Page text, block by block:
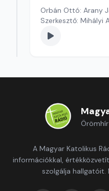
Orbán Ottó: Arany
Szerkesztő: Mihályi
A Magyar Katolikus
információkkal,
szolgálja hallgatóit.